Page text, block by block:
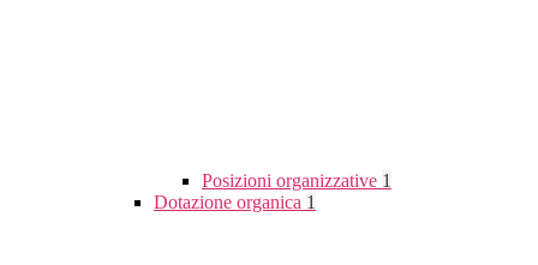
Posizioni organizzative 1
Dotazione organica 1